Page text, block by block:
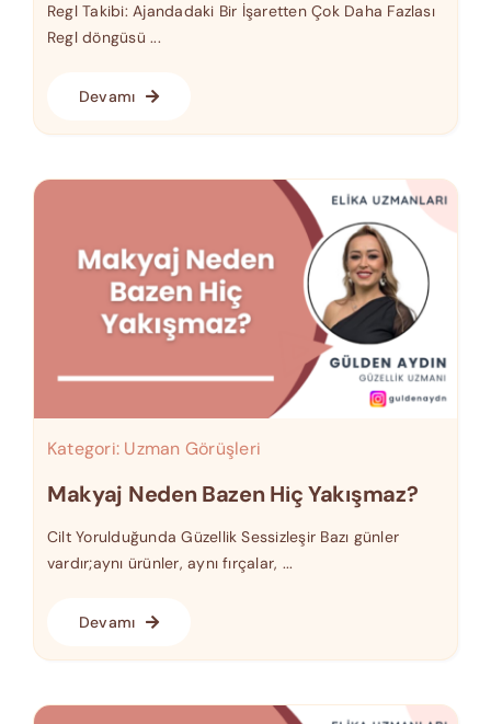
Regl Takibi: Ajandadaki Bir İşaretten Çok Daha Fazlası
Regl döngüsü ...
Devamı
Kategori: Uzman Görüşleri
Makyaj Neden Bazen Hiç Yakışmaz?
Cilt Yorulduğunda Güzellik Sessizleşir Bazı günler
vardır;aynı ürünler, aynı fırçalar, ...
Devamı